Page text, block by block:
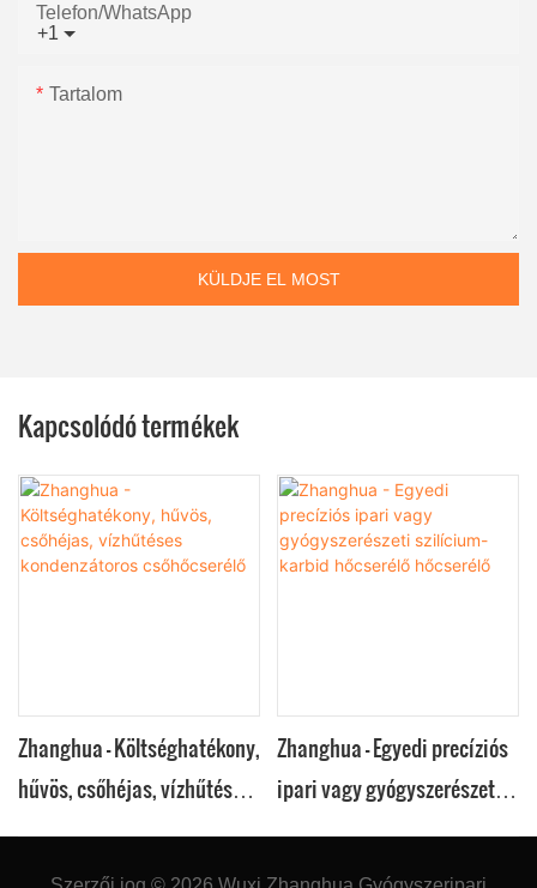
+1
Telefon/WhatsApp
Tartalom
KÜLDJE EL MOST
Kapcsolódó termékek
Zhanghua - Költséghatékony,
hűvös, csőhéjas, vízhűtéses
kondenzátoros csőhőcserélő
Zhanghua - Egyedi precíziós
ipari vagy gyógyszerészeti
szilícium-karbid hőcserélő
hőcserélő